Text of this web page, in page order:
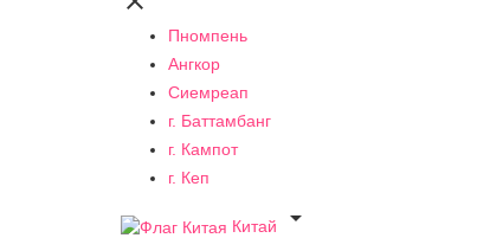
Пномпень
Ангкор
Сиемреап
г. Баттамбанг
г. Кампот
г. Кеп
Китай
